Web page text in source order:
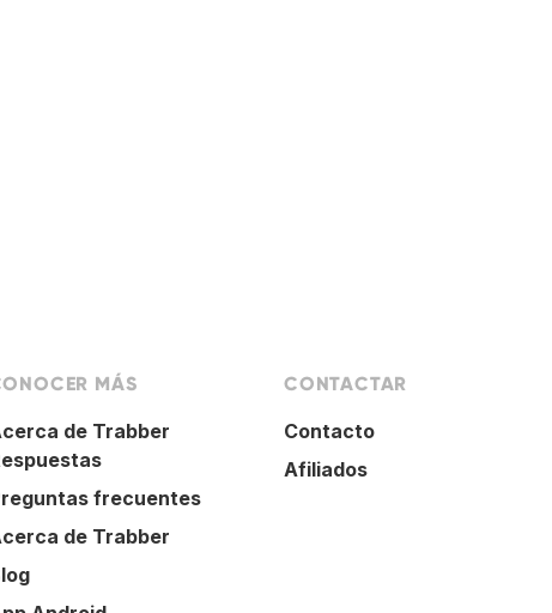
MÁS
de Trabber
frecuentes
de Trabber
CONTACTAR
Contacto
Afiliados